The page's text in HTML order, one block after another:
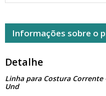
Informações sobre o
Detalhe
Linha para Costura Corrente
Und